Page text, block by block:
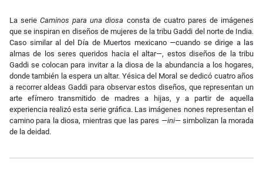
La serieCaminos para una diosa consta de cuatro pares de imágenes
que se inspiran en diseños de mujeres de la tribu Gaddi del norte de India.
Caso similar al del Día de Muertos mexicano —cuando se dirige a las
almas de los seres queridos hacia el altar—, estos diseños de la tribu
Gaddi se colocan para invitar a la diosa de la abundancia a los hogares,
donde también la espera un altar. Yésica del Moral se dedicó cuatro años
a recorrer aldeas Gaddi para observar estos diseños, que representan un
arte efímero transmitido de madres a hijas, y a partir de aquella
experiencia realizó esta serie gráfica. Las imágenes nones representan el
camino para la diosa, mientras que las pares —ini— simbolizan la morada
de la deidad.